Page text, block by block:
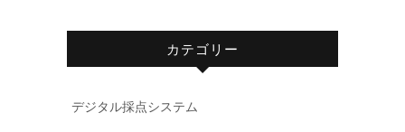
カテゴリー
デジタル採点システム